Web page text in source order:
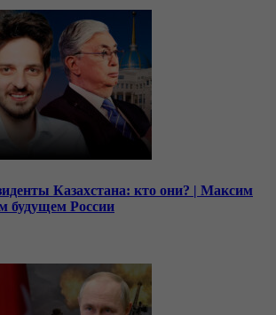
Казахстана: кто они? | Максим
будущем России